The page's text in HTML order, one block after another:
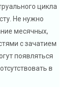
цикла
Не нужно
месячных,
с зачатием
появляться
в